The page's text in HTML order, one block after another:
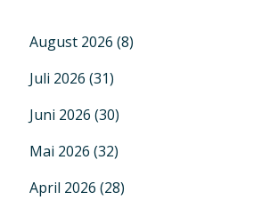
August 2026 (8)
Juli 2026 (31)
Juni 2026 (30)
Mai 2026 (32)
April 2026 (28)